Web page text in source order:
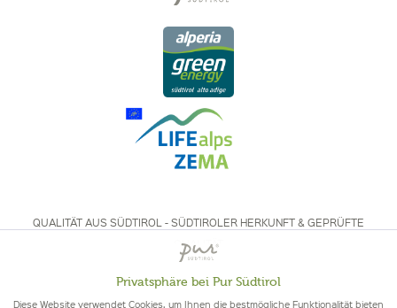
QUALITÄT AUS SÜDTIROL - SÜDTIROLER HERKUNFT & GEPRÜFTE
QUALITÄT
Aktiv
Privatsphäre bei Pur Südtirol
Diese Website verwendet Cookies, um Ihnen die bestmögliche Funktionalität bieten